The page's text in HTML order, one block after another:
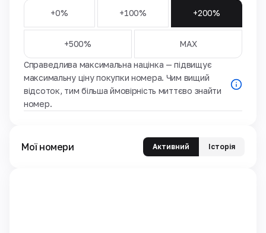
+0% +100% +200%
+500% MAX
Справедлива максимальна націнка — підвищує
максимальну ціну покупки номера. Чим вищий
відсоток, тим більша ймовірність миттєво знайти
номер.
Мої номери Активний Історія